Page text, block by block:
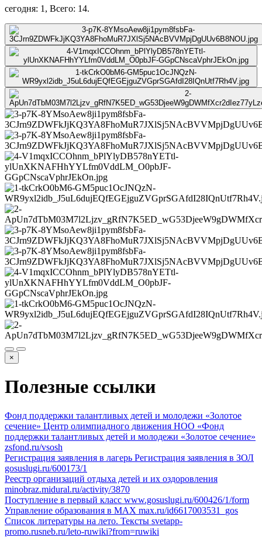
сегодня: 1, Всего: 14.
×
Полезные ссылки
Фонд поддержки талантливых детей и молодежи «Золотое
сечение» Центр олимпиадного движения НОО «Фонд
поддержки талантливых детей и молодежи «Золотое сечение»
zsfond.ru/vsosh
Регистрация заявления в лагерь Регистрация заявления в ЗОЛ
gosuslugi.ru/600173/1
Реестр организаций отдыха детей и их оздоровления
minobraz.midural.ru/activity/3870
Поступление в первый класс www.gosuslugi.ru/600426/1/form
Управление образования в МАХ max.ru/id6617003531_gos
Список литературы на лето. Тексты svetapp-
promo.rusneb.ru/leto-ruwiki?from=ruwiki